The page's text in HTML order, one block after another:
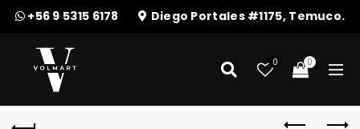
+56 9 5315 6178 Diego Portales #1175, Temuco.
0 0